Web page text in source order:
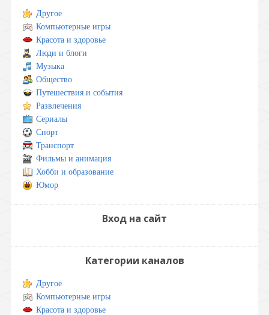
Другое
Компьютерные игры
Красота и здоровье
Люди и блоги
Музыка
Общество
Путешествия и события
Развлечения
Сериалы
Спорт
Транспорт
Фильмы и анимация
Хобби и образование
Юмор
Вход на сайт
Категории каналов
Другое
Компьютерные игры
Красота и здоровье